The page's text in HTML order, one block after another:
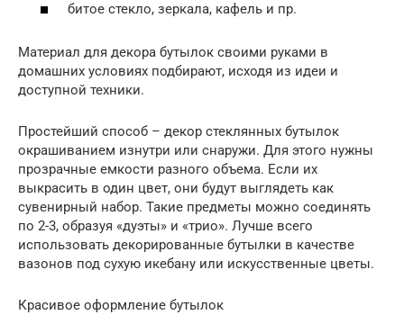
битое стекло, зеркала, кафель и пр.
Материал для декора бутылок своими руками в
домашних условиях подбирают, исходя из идеи и
доступной техники.
Простейший способ – декор стеклянных бутылок
окрашиванием изнутри или снаружи. Для этого нужны
прозрачные емкости разного объема. Если их
выкрасить в один цвет, они будут выглядеть как
сувенирный набор. Такие предметы можно соединять
по 2-3, образуя «дуэты» и «трио». Лучше всего
использовать декорированные бутылки в качестве
вазонов под сухую икебану или искусственные цветы.
Красивое оформление бутылок